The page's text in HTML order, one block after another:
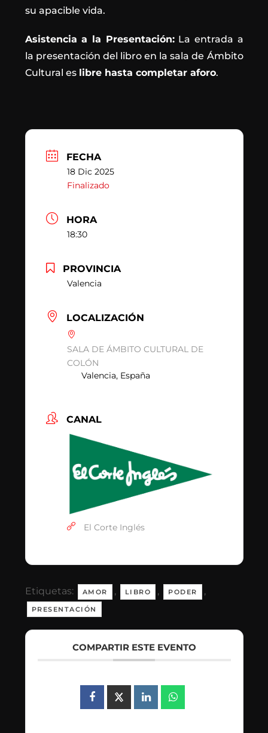
su apacible vida.
Asistencia a la Presentación:La entrada a
la presentación del libro en la sala de Ámbito
Cultural es libre hasta completar aforo.
FECHA
18 Dic 2025
Finalizado
HORA
18:30
PROVINCIA
Valencia
LOCALIZACIÓN
SALA DE ÁMBITO CULTURAL DE
COLÓN
Valencia, España
CANAL
El Corte Inglés
Etiquetas: AMOR , LIBRO , PODER ,
PRESENTACIÓN
COMPARTIR ESTE EVENTO